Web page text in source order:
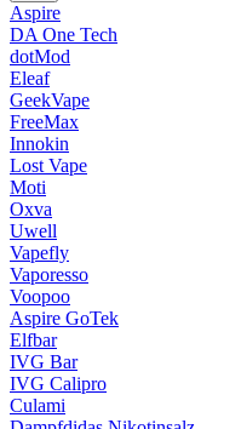
Aspire
DA One Tech
dotMod
Eleaf
GeekVape
FreeMax
Innokin
Lost Vape
Moti
Oxva
Uwell
Vapefly
Vaporesso
Voopoo
Aspire GoTek
Elfbar
IVG Bar
IVG Calipro
Culami